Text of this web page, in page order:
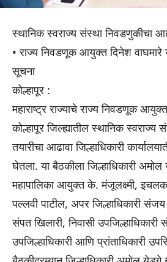
स्थानिक स्वराज्य संस्था निवडणुकीचा
• राज्य निवडणूक आयुक्त दिनेश वाघमारे
सूचना
कोल्हापूर :
महाराष्ट्र राज्याचे राज्य निवडणूक
कोल्हापूर जिल्ह्यातील स्थानिक स्वराज्य
तयारीचा आढावा जिल्हाधिकारी
घेतला. या बैठकीला जिल्हाधिकारी अमोल
महापालिका आयुक्त के. मंजूलक्ष्मी,
पल्लवी पाटील, अपर जिल्हाधिकारी संजय
संपत खिलारी, निवासी
उपजिल्हाधिकारी आणि प्रांताधिकारी